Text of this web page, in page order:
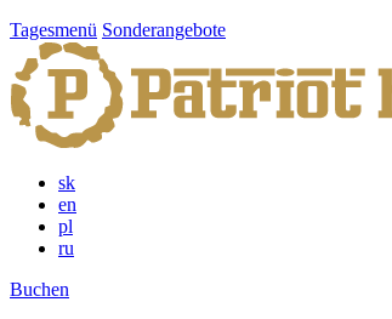
Tagesmenü Sonderangebote
sk
en
pl
ru
Buchen